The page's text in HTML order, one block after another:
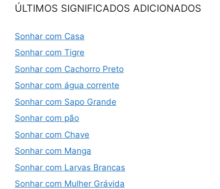
ÚLTIMOS SIGNIFICADOS ADICIONADOS
Sonhar com Casa
Sonhar com Tigre
Sonhar com Cachorro Preto
Sonhar com água corrente
Sonhar com Sapo Grande
Sonhar com pão
Sonhar com Chave
Sonhar com Manga
Sonhar com Larvas Brancas
Sonhar com Mulher Grávida